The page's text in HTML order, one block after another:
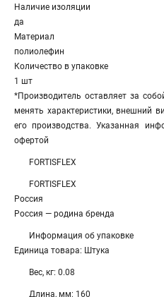
Наличие изоляции
да
Материал
полиолефин
Количество в упаковке
1 шт
*Производитель оставляет за
менять характеристики, внешний
его производства. Указанная
офертой
FORTISFLEX
FORTISFLEX
Россия
Россия — родина бренда
Информация об упаковке
Единица товара: Штука
Вес, кг: 0.08
Длина, мм: 160